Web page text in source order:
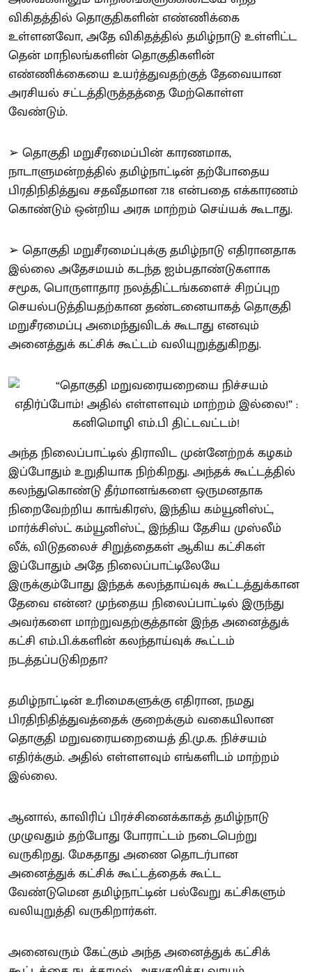
விகிதத்தில் தொகுதிகளின் எண்ணிக்கை
உள்ளனவோ, அதே விகிதத்தில் தமிழ்நாடு உள்ளிட்ட
தென் மாநிலங்களின் தொகுதிகளின்
எண்ணிக்கையை உயர்த்துவதற்குத் தேவையான
அரசியல் சட்டத்திருத்தத்தை மேற்கொள்ள
வேண்டும்.
➢ தொகுதி மறுசீரமைப்பின் காரணமாக,
நாடாளுமன்றத்தில் தமிழ்நாட்டின் தற்போதைய
பிரதிநிதித்துவ சதவீதமான 7.18 என்பதை எக்காரணம்
கொண்டும் ஒன்றிய அரசு மாற்றம் செய்யக் கூடாது.
➢ தொகுதி மறுசீரமைப்புக்கு தமிழ்நாடு எதிரானதாக
இல்லை அதேசமயம் கடந்த ஐம்பதாண்டுகளாக
சமூக, பொருளாதார நலத்திட்டங்களைச் சிறப்புற
செயல்படுத்தியதற்கான தண்டனையாகத் தொகுதி
மறுசீரமைப்பு அமைந்துவிடக் கூடாது எனவும்
அனைத்துக் கட்சிக் கூட்டம் வலியுறுத்துகிறது.
அந்த நிலைப்பாட்டில் திராவிட முன்னேற்றக் கழகம்
இப்போதும் உறுதியாக நிற்கிறது. அந்தக் கூட்டத்தில்
கலந்துகொண்டு தீர்மானங்களை ஒருமனதாக
நிறைவேற்றிய காங்கிரஸ், இந்திய கம்யூனிஸ்ட்,
மார்க்சிஸ்ட் கம்யூனிஸ்ட், இந்திய தேசிய முஸ்லீம்
லீக், விடுதலைச் சிறுத்தைகள் ஆகிய கட்சிகள்
இப்போதும் அதே நிலைப்பாட்டிலேயே
இருக்கும்போது இந்தக் கலந்தாய்வுக் கூட்டத்துக்கான
தேவை என்ன? முந்தைய நிலைப்பாட்டில் இருந்து
அவர்களை மாற்றுவதற்குத்தான் இந்த அனைத்துக்
கட்சி எம்.பி.க்களின் கலந்தாய்வுக் கூட்டம்
நடத்தப்படுகிறதா?
தமிழ்நாட்டின் உரிமைகளுக்கு எதிரான, நமது
பிரதிநிதித்துவத்தைக் குறைக்கும் வகையிலான
தொகுதி மறுவரையறையைத் தி.மு.க. நிச்சயம்
எதிர்க்கும். அதில் எள்ளளவும் எங்களிடம் மாற்றம்
இல்லை.
ஆனால், காவிரிப் பிரச்சினைக்காகத் தமிழ்நாடு
முழுவதும் தற்போது போராட்டம் நடைபெற்று
வருகிறது. மேகதாது அணை தொடர்பான
அனைத்துக் கட்சிக் கூட்டத்தைக் கூட்ட
வேண்டுமென தமிழ்நாட்டின் பல்வேறு கட்சிகளும்
வலியுறுத்தி வருகிறார்கள்.
அனைவரும் கேட்கும் அந்த அனைத்துக் கட்சிக்